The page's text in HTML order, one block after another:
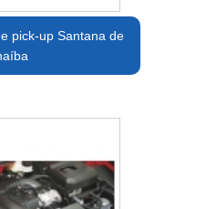
pick-up Santana de